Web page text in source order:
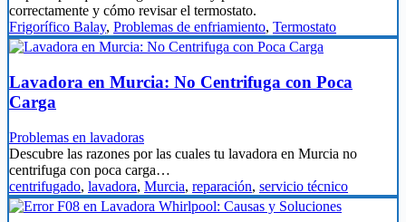
correctamente y cómo revisar el termostato.
Frigorífico Balay, Problemas de enfriamiento, Termostato
Lavadora en Murcia: No Centrifuga con Poca
Carga
Problemas en lavadoras
Descubre las razones por las cuales tu lavadora en Murcia no
centrifuga con poca carga…
centrifugado, lavadora, Murcia, reparación, servicio técnico